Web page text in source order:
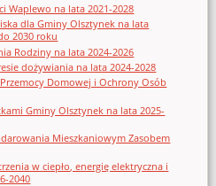
Waplewo na lata 2021-2028
dla Gminy Olsztynek na lata
2030 roku
Rodziny na lata 2024-2026
dożywiania na lata 2024-2028
Domowej i Ochrony Osób
Gminy Olsztynek na lata 2025-
Mieszkaniowym Zasobem
w ciepło, energię elektryczna i
2040